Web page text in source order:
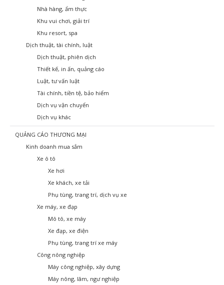
Nhà hàng, ẩm thực
Khu vui chơi, giải trí
Khu resort, spa
Dịch thuật, tài chính, luật
Dịch thuật, phiên dịch
Thiết kế, in ấn, quảng cáo
Luật, tư vấn luật
Tài chính, tiền tệ, bảo hiểm
Dịch vụ vận chuyển
Dịch vụ khác
QUẢNG CÁO THƯƠNG MẠI
Kinh doanh mua sắm
Xe ô tô
Xe hơi
Xe khách, xe tải
Phụ tùng, trang trí, dịch vụ xe
Xe máy, xe đạp
Mô tô, xe máy
Xe đạp, xe điện
Phụ tùng, trang trí xe máy
Công nông nghiệp
Máy công nghiệp, xây dựng
Máy nông, lâm, ngư nghiệp